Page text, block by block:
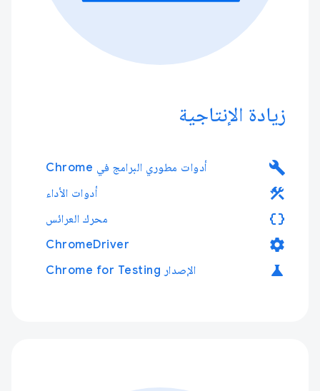
زيادة الإنتاجية
build أدوات مطوري البرامج في Chrome
construction أدوات الأداء
data_object محرك العرائس
settings
ChromeDriver
science الإصدار Chrome for Testing